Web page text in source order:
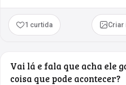
1 curtida Criar
Vai lá e fala que acha ele
coisa que pode acontecer?